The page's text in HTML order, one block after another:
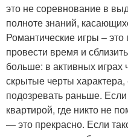
это не соревнование в
полноте знаний,
Романтические игры –
провести время и
больше: в активных
скрытые черты
подозревать раньше.
квартирой, где никто не
— это прекрасно. Если